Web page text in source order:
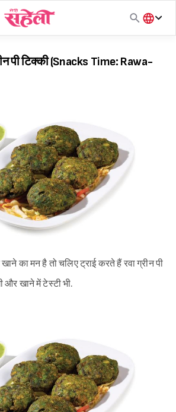
हिंदी
मराठी
पी टिक्की (Snacks Time: Rawa-
का मन है तो चलिए ट्राई करते हैं रवा ग्रीन पी
और खाने में टेस्टी भी.